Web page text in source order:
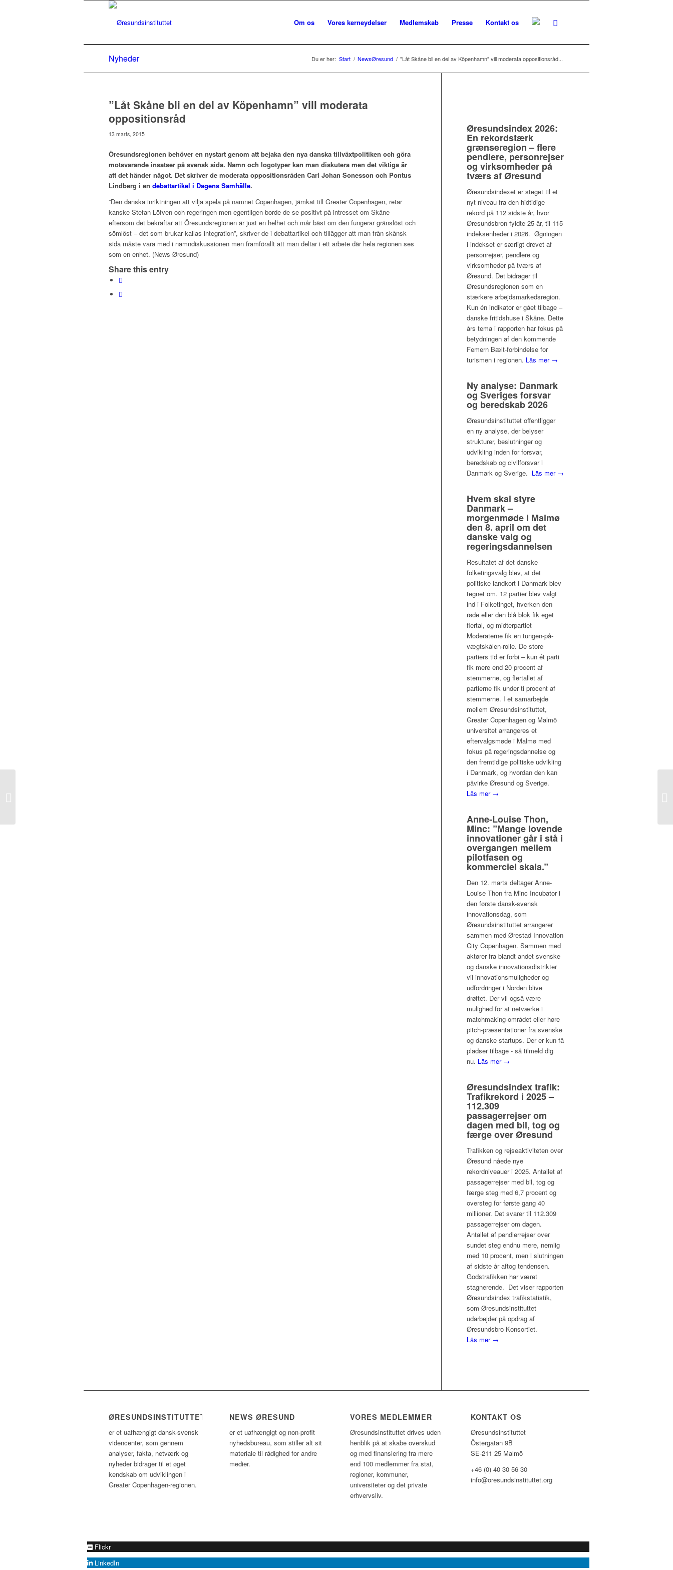
Om os Vores kerneydelser Medlemskab Presse Kontakt os
Nyheder Du er her: Start / NewsØresund / ”Låt Skåne bli en del av Köpenhamn” vill moderata oppositionsråd...
”Låt Skåne bli en del av Köpenhamn” vill moderata
oppositionsråd
13 marts, 2015
Öresundsregionen behöver en nystart genom att bejaka den nya danska tillväxtpolitiken och göra
motsvarande insatser på svensk sida. Namn och logotyper kan man diskutera men det viktiga är
att det händer något. Det skriver de moderata oppositionsråden Carl Johan Sonesson och Pontus
Lindberg i en debattartikel i Dagens Samhälle.
”Den danska inriktningen att vilja spela på namnet Copenhagen, jämkat till Greater Copenhagen, retar
kanske Stefan Löfven och regeringen men egentligen borde de se positivt på intresset om Skåne
eftersom det bekräftar att Öresundsregionen är just en helhet och mår bäst om den fungerar gränslöst och
sömlöst – det som brukar kallas integration”, skriver de i debattartikel och tillägger att man från skånsk
sida måste vara med i namndiskussionen men framförallt att man deltar i ett arbete där hela regionen ses
som en enhet. (News Øresund)
Share this entry
Øresundsindex 2026:
En rekordstærk
grænseregion – flere
pendlere, personrejser
og virksomheder på
tværs af Øresund
Øresundsindexet er steget til et
nyt niveau fra den hidtidige
rekord på 112 sidste år, hvor
Øresundsbron fyldte 25 år, til 115
indeksenheder i 2026. Øgningen
i indekset er særligt drevet af
personrejser, pendlere og
virksomheder på tværs af
Øresund. Det bidrager til
Øresundsregionen som en
stærkere arbejdsmarkedsregion.
Kun én indikator er gået tilbage –
danske fritidshuse i Skåne. Dette
års tema i rapporten har fokus på
betydningen af den kommende
Femern Bælt-forbindelse for
turismen i regionen. Läs mer →
Ny analyse: Danmark
og Sveriges forsvar
og beredskab 2026
Øresundsinstituttet offentliggør
en ny analyse, der belyser
strukturer, beslutninger og
udvikling inden for forsvar,
beredskab og civilforsvar i
Danmark og Sverige. Läs mer →
Hvem skal styre
Danmark –
morgenmøde i Malmø
den 8. april om det
danske valg og
regeringsdannelsen
Resultatet af det danske
folketingsvalg blev, at det
politiske landkort i Danmark blev
tegnet om. 12 partier blev valgt
ind i Folketinget, hverken den
røde eller den blå blok fik eget
flertal, og midterpartiet
Moderaterne fik en tungen-på-
vægtskålen-rolle. De store
partiers tid er forbi – kun ét parti
fik mere end 20 procent af
stemmerne, og flertallet af
partierne fik under ti procent af
stemmerne. I et samarbejde
mellem Øresundsinstituttet,
Greater Copenhagen og Malmö
universitet arrangeres et
eftervalgsmøde i Malmø med
fokus på regeringsdannelse og
den fremtidige politiske udvikling
i Danmark, og hvordan den kan
påvirke Øresund og Sverige.
Läs mer →
Anne-Louise Thon,
Minc: ”Mange lovende
innovationer går i stå i
overgangen mellem
pilotfasen og
kommerciel skala.”
Den 12. marts deltager Anne-
Louise Thon fra Minc Incubator i
den første dansk-svensk
innovationsdag, som
Øresundsinstituttet arrangerer
sammen med Ørestad Innovation
City Copenhagen. Sammen med
aktører fra blandt andet svenske
og danske innovationsdistrikter
vil innovationsmuligheder og
udfordringer i Norden blive
drøftet. Der vil også være
mulighed for at netværke i
matchmaking-området eller høre
pitch-præsentationer fra svenske
og danske startups. Der er kun få
pladser tilbage - så tilmeld dig
nu. Läs mer →
Øresundsindex trafik:
Trafikrekord i 2025 –
112.309
passagerrejser om
dagen med bil, tog og
færge over Øresund
Trafikken og rejseaktiviteten over
Øresund nåede nye
rekordniveauer i 2025. Antallet af
passagerrejser med bil, tog og
færge steg med 6,7 procent og
oversteg for første gang 40
millioner. Det svarer til 112.309
passagerrejser om dagen.
Antallet af pendlerrejser over
sundet steg endnu mere, nemlig
med 10 procent, men i slutningen
af sidste år aftog tendensen.
Godstrafikken har været
stagnerende. Det viser rapporten
Øresundsindex trafikstatistik,
som Øresundsinstituttet
udarbejder på opdrag af
Øresundsbro Konsortiet.
Läs mer →
ØRESUNDSINSTITUTTET
er et uafhængigt dansk-svensk
videncenter, som gennem
analyser, fakta, netværk og
nyheder bidrager til et øget
kendskab om udviklingen i
Greater Copenhagen-regionen.
NEWS ØRESUND
er et uafhængigt og non-profit
nyhedsbureau, som stiller alt sit
materiale til rådighed for andre
medier.
VORES MEDLEMMER
Øresundsinstituttet drives uden
henblik på at skabe overskud
og med finansiering fra mere
end 100 medlemmer fra stat,
regioner, kommuner,
universiteter og det private
erhvervsliv.
KONTAKT OS
Øresundsinstituttet
Östergatan 9B
SE-211 25 Malmö
+46 (0) 40 30 56 30
info@oresundsinstituttet.org
Flickr
LinkedIn